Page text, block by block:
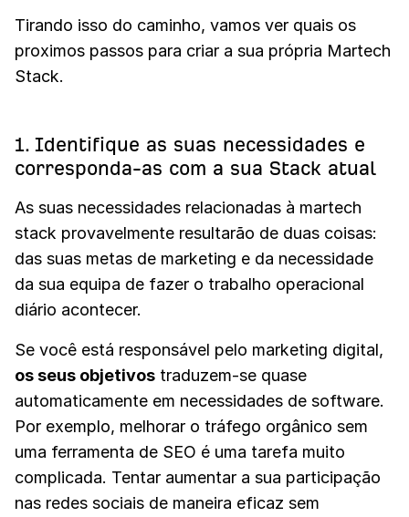
Tirando isso do caminho, vamos ver quais os
proximos passos para criar a sua própria Martech
Stack.
1. Identifique as suas necessidades e
corresponda-as com a sua Stack atual
As suas necessidades relacionadas à martech
stack provavelmente resultarão de duas coisas:
das suas metas de marketing e da necessidade
da sua equipa de fazer o trabalho operacional
diário acontecer.
Se você está responsável pelo marketing digital,
os seus objetivos traduzem-se quase
automaticamente em necessidades de software.
Por exemplo, melhorar o tráfego orgânico sem
uma ferramenta de SEO é uma tarefa muito
complicada. Tentar aumentar a sua participação
nas redes sociais de maneira eficaz sem